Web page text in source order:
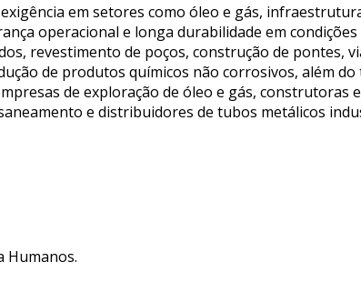
em setores como óleo e gás,
operacional e longa durabilidade em condições
revestimento de poços, construção de pontes,
de produtos químicos não corrosivos, além
de exploração de óleo e gás, construtoras e
e distribuidores de tubos metálicos
Humanos.